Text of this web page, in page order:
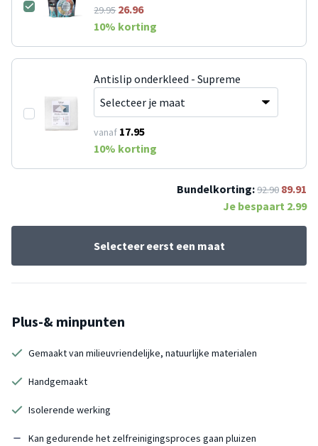
29.9526.96
10% korting
Antislip onderkleed - Supreme
vanaf 17.95
10% korting
Bundelkorting:92.90 89.91
Je bespaart 2.99
Selecteer eerst een maat
Plus-& minpunten
Gemaakt van milieuvriendelijke, natuurlijke materialen
Handgemaakt
Isolerende werking
Kan gedurende het zelfreinigingsproces gaan pluizen